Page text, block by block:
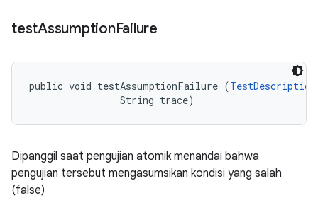
testAssumptionFailure
public void testAssumptionFailure (TestDescription
                String trace)
Dipanggil saat pengujian atomik menandai bahwa
pengujian tersebut mengasumsikan kondisi yang salah
(false)